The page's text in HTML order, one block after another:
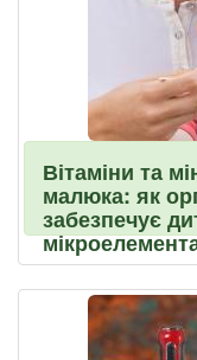
Вітаміни та
малюка: як
забезпечує